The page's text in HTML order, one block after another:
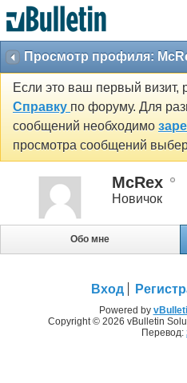
Просмотр профиля:
Если это ваш первый визит,
Справку по форуму. Для
сообщений необходимо
просмотра сообщений
McRex
Новичок
Обо мне
Вход
Powered by
Copyright © 2026 vBulletin
Перевод: